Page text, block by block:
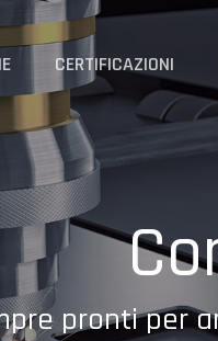
CERTIFICAZIONI
pronti per